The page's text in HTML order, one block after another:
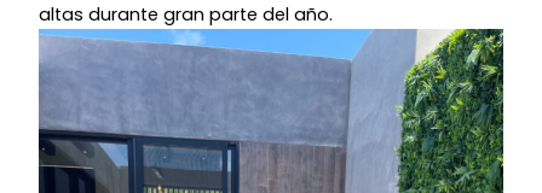
altas durante gran parte del año.